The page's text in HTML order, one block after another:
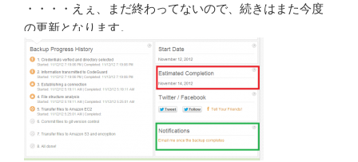
・・・・えぇ、まだ終わってないので、続きはまた今度
の更新となります。